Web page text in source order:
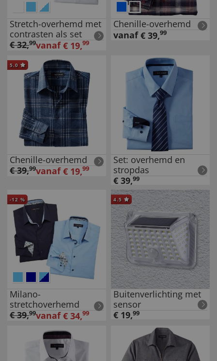
Stretch-overhemd met
contrasten als set
€32,99vanaf € 19,99
Chenille-overhemd
vanaf € 39,99
5.0
Chenille-overhemd
€39,99vanaf € 19,99
Set: overhemd en
stropdas
€ 39,99
-12 %
Milano-
stretchoverhemd
€39,99vanaf € 34,99
4.5
Buitenverlichting met
sensor
€ 19,99